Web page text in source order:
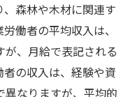
森林や木材に関連す
働者の平均収入は、
、月給で表記される
の収入は、経験や資
なりますが、平均的